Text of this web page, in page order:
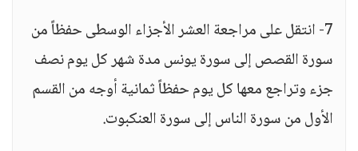
7- انتقل على مراجعة العشر الأجزاء الوسطى حفظاً من
سورة القصص إلى سورة يونس مدة شهر كل يوم نصف
جزء وتراجع معها كل يوم حفظاً ثمانية أوجه من القسم
الأول من سورة الناس إلى سورة العنكبوت.